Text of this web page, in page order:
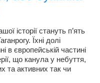
історії стануть п’ять
Їхні долі
в європейській частині
що канула у небуття,
та активних так чи